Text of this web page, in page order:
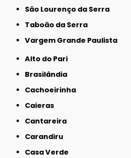
São Lourenço da Serra
Taboão da Serra
Vargem Grande Paulista
Alto do Pari
Brasilândia
Cachoeirinha
Caieras
Cantareira
Carandiru
Casa Verde